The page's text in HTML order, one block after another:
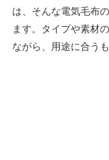
IT製品の技術・比較・
は、そんな電気毛布
ます。タイプや素材
ながら、用途に合う